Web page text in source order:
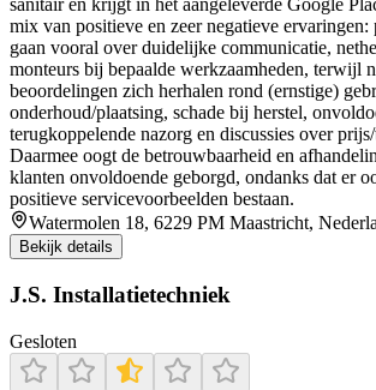
sanitair en krijgt in het aangeleverde Google
mix van positieve en zeer negatieve ervaringen:
gaan vooral over duidelijke communicatie,
monteurs bij bepaalde werkzaamheden, terwijl
beoordelingen zich herhalen rond (ernstige)
onderhoud/plaatsing, schade bij herstel,
terugkoppelende nazorg en discussies over
Daarmee oogt de betrouwbaarheid en
klanten onvoldoende geborgd, ondanks dat er
positieve servicevoorbeelden bestaan.
Watermolen 18, 6229 PM Maastricht,
Bekijk details
J.S. Installatietechniek
Gesloten